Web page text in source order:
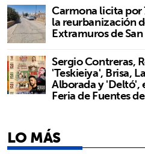
Carmona licita
la reurbanización
Extramuros de
Sergio Contreras,
'Teskieiya', Brisa,
Alborada y 'Deltó',
Feria de Fuentes
LO MÁS